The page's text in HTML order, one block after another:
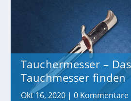
Tauchermesser –
Tauchmesser finden
Okt 16, 2020| 0 Kommentare